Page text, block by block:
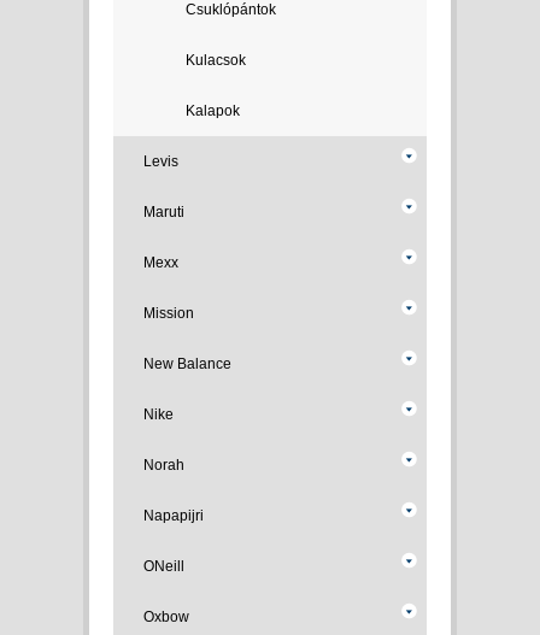
Csuklópántok
Kulacsok
Kalapok
Levis
Maruti
Mexx
Mission
New Balance
Nike
Norah
Napapijri
ONeill
Oxbow